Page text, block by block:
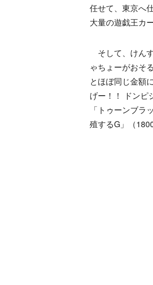
任せて、東京へ
大量の遊戯王カ
そして、けん
ゃちょーがおそ
とほぼ同じ金額
げー！！ ドンピ
「トゥーンブ
殖するG」（